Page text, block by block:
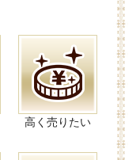
高く売りたい